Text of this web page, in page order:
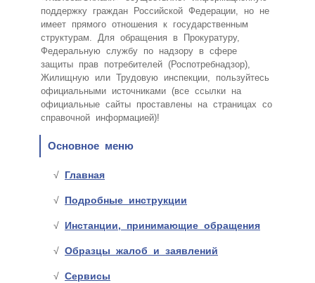
поддержку граждан Российской Федерации, но не
имеет прямого отношения к государственным
структурам. Для обращения в Прокуратуру,
Федеральную службу по надзору в сфере
защиты прав потребителей (Роспотребнадзор),
Жилищную или Трудовую инспекции, пользуйтесь
официальными источниками (все ссылки на
официальные сайты проставлены на страницах со
справочной информацией)!
Основное меню
Главная
Подробные инструкции
Инстанции, принимающие обращения
Образцы жалоб и заявлений
Сервисы